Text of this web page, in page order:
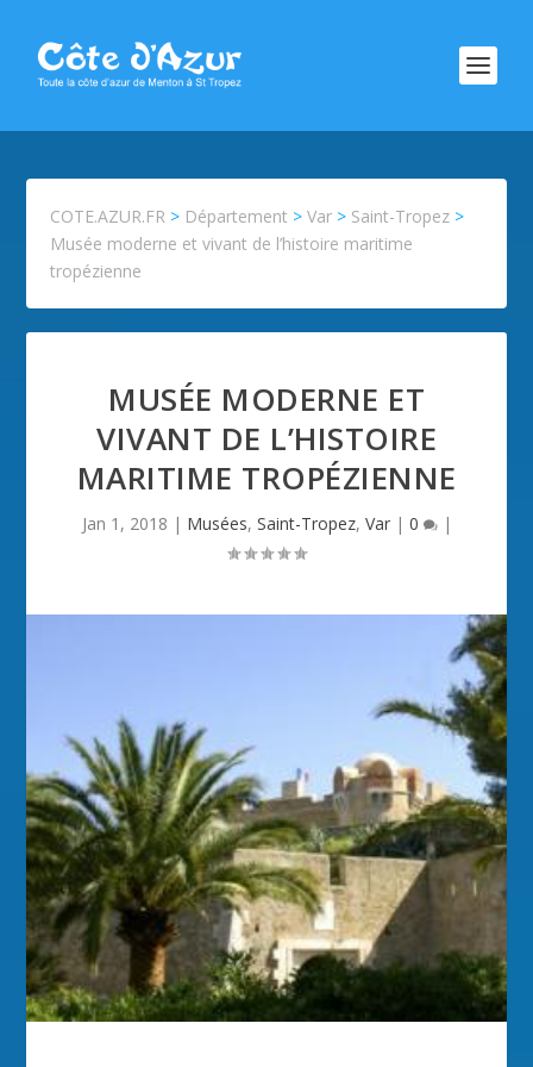
COTE.AZUR.FR > Département >Var > Saint-Tropez >
Musée moderne et vivant de l’histoire maritime
tropézienne
MUSÉE MODERNE ET
VIVANT DE L’HISTOIRE
MARITIME TROPÉZIENNE
Jan 1, 2018 | Musées, Saint-Tropez, Var| 0 |